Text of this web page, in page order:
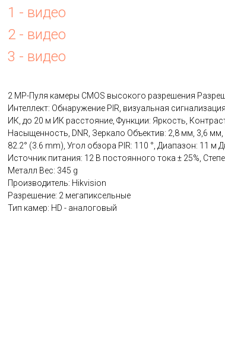
1 - видео
2 - видео
3 - видео
2 MP-Пуля камеры CMOS высокого разрешения
Интеллект: Обнаружение PIR, визуальная
ИК, до 20 м ИК расстояние, Функции: Яркость,
Насыщенность, DNR, Зеркало Объектив: 2,8 мм, 3,6
82.2° (3.6 mm), Угол обзора PIR: 110 °, Диапазон: 11 м
Источник питания: 12 В постоянного тока ± 25%,
Металл Вес: 345 g
Производитель: Hikvision
Разрешение: 2 мегапиксельные
Тип камер: HD - аналоговый